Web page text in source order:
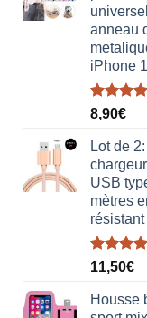
anneau
iPhone
Note5.00
8,90€
Lot de
USB
mètres
Note5.00
11,50€
Housse